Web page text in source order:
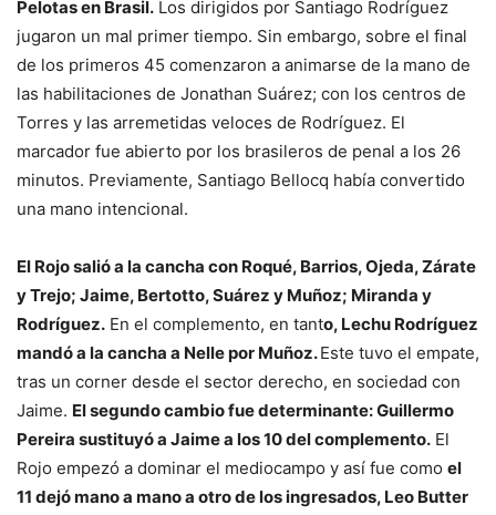
Pelotas en Brasil. Los dirigidos por Santiago Rodríguez
jugaron un mal primer tiempo. Sin embargo, sobre el final
de los primeros 45 comenzaron a animarse de la mano de
las habilitaciones de Jonathan Suárez; con los centros de
Torres y las arremetidas veloces de Rodríguez. El
marcador fue abierto por los brasileros de penal a los 26
minutos. Previamente, Santiago Bellocq había convertido
una mano intencional.
El Rojo salió a la cancha con Roqué, Barrios, Ojeda, Zárate
y Trejo; Jaime, Bertotto, Suárez y Muñoz; Miranda y
Rodríguez. En el complemento, en tanto, Lechu Rodríguez
mandó a la cancha a Nelle por Muñoz.Este tuvo el empate,
tras un corner desde el sector derecho, en sociedad con
Jaime. El segundo cambio fue determinante: Guillermo
Pereira sustituyó a Jaime a los 10 del complemento. El
Rojo empezó a dominar el mediocampo y así fue como el
11 dejó mano a mano a otro de los ingresados, Leo Butter